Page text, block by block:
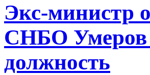
Экс-министр
СНБО Умеров
должность